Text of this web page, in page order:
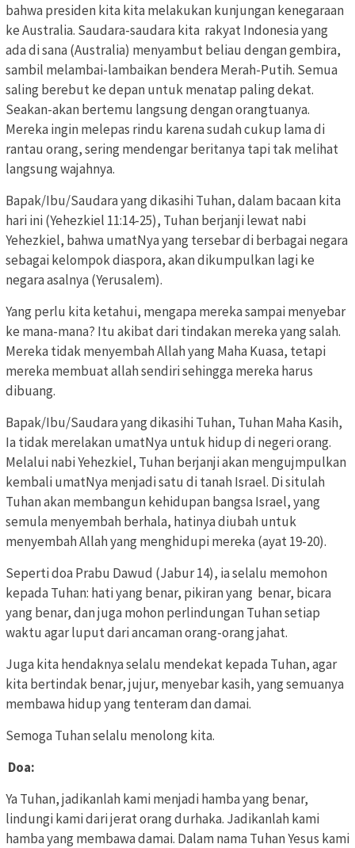
bahwa presiden kita kita melakukan kunjungan kenegaraan
ke Australia. Saudara-saudara kita rakyat Indonesia yang
ada di sana (Australia) menyambut beliau dengan gembira,
sambil melambai-lambaikan bendera Merah-Putih. Semua
saling berebut ke depan untuk menatap paling dekat.
Seakan-akan bertemu langsung dengan orangtuanya.
Mereka ingin melepas rindu karena sudah cukup lama di
rantau orang, sering mendengar beritanya tapi tak melihat
langsung wajahnya.
Bapak/Ibu/Saudara yang dikasihi Tuhan, dalam bacaan kita
hari ini (Yehezkiel 11:14-25), Tuhan berjanji lewat nabi
Yehezkiel, bahwa umatNya yang tersebar di berbagai negara
sebagai kelompok diaspora, akan dikumpulkan lagi ke
negara asalnya (Yerusalem).
Yang perlu kita ketahui, mengapa mereka sampai menyebar
ke mana-mana? Itu akibat dari tindakan mereka yang salah.
Mereka tidak menyembah Allah yang Maha Kuasa, tetapi
mereka membuat allah sendiri sehingga mereka harus
dibuang.
Bapak/Ibu/Saudara yang dikasihi Tuhan, Tuhan Maha Kasih,
Ia tidak merelakan umatNya untuk hidup di negeri orang.
Melalui nabi Yehezkiel, Tuhan berjanji akan mengujmpulkan
kembali umatNya menjadi satu di tanah Israel. Di situlah
Tuhan akan membangun kehidupan bangsa Israel, yang
semula menyembah berhala, hatinya diubah untuk
menyembah Allah yang menghidupi mereka (ayat 19-20).
Seperti doa Prabu Dawud (Jabur 14), ia selalu memohon
kepada Tuhan: hati yang benar, pikiran yang benar, bicara
yang benar, dan juga mohon perlindungan Tuhan setiap
waktu agar luput dari ancaman orang-orang jahat.
Juga kita hendaknya selalu mendekat kepada Tuhan, agar
kita bertindak benar, jujur, menyebar kasih, yang semuanya
membawa hidup yang tenteram dan damai.
Semoga Tuhan selalu menolong kita.
Doa:
Ya Tuhan, jadikanlah kami menjadi hamba yang benar,
lindungi kami dari jerat orang durhaka. Jadikanlah kami
hamba yang membawa damai. Dalam nama Tuhan Yesus kami